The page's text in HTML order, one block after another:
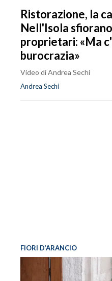
Ristorazione, la
Nell'Isola
proprietari: «Ma
burocrazia»
Video di Andrea Sechi
Andrea Sechi
FIORI D’ARANCIO